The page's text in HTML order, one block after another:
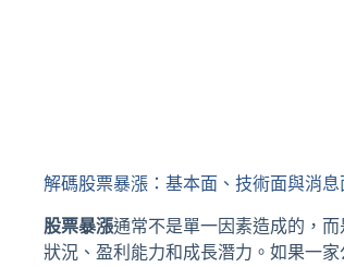
解碼股票暴漲：基本面、技術面與消
股票暴漲通常不是單一因素造成的，
狀況、盈利能力和成長潛力。如果一